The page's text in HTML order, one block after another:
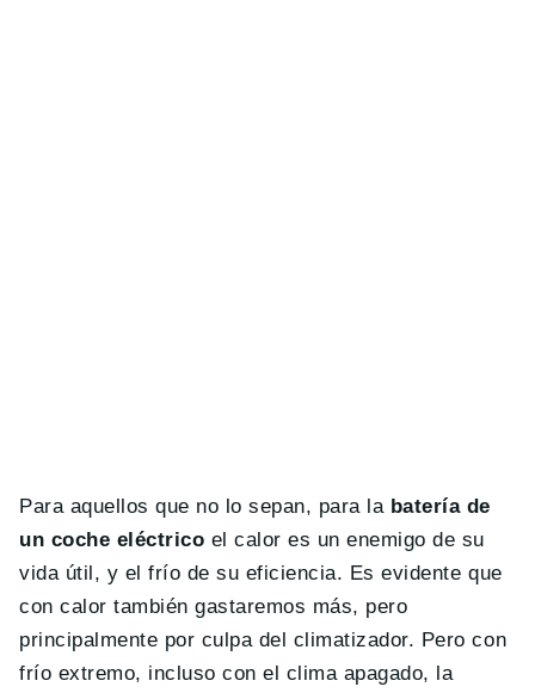
Para aquellos que no lo sepan, para la batería de
un coche eléctrico el calor es un enemigo de su
vida útil, y el frío de su eficiencia. Es evidente que
con calor también gastaremos más, pero
principalmente por culpa del climatizador. Pero con
frío extremo, incluso con el clima apagado, la